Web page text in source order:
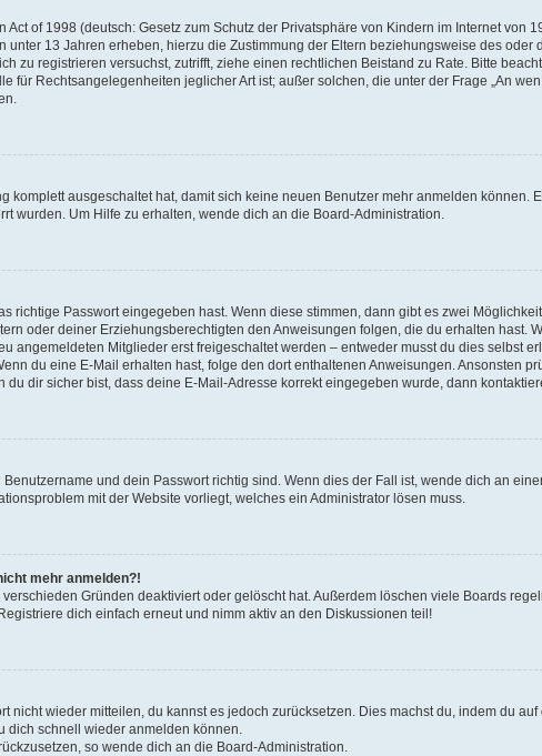
of 1998 (deutsch: Gesetz zum Schutz der Privatsphäre von Kindern im Internet von
13 Jahren erheben, hierzu die Zustimmung der Eltern beziehungsweise des
zu registrieren versuchst, zutrifft, ziehe einen rechtlichen Beistand zu Rate. Bitte
für Rechtsangelegenheiten jeglicher Art ist; außer solchen, die unter der Frage „An
komplett ausgeschaltet hat, damit sich keine neuen Benutzer mehr anmelden können.
wurden. Um Hilfe zu erhalten, wende dich an die Board-Administration.
richtige Passwort eingegeben hast. Wenn diese stimmen, dann gibt es zwei
oder deiner Erziehungsberechtigten den Anweisungen folgen, die du erhalten hast.
angemeldeten Mitglieder erst freigeschaltet werden – entweder musst du dies selbst
du eine E-Mail erhalten hast, folge den dort enthaltenen Anweisungen. Ansonsten
dir sicher bist, dass deine E-Mail-Adresse korrekt eingegeben wurde, dann
und dein Passwort richtig sind. Wenn dies der Fall ist, wende dich an
mit der Website vorliegt, welches ein Administrator lösen muss.
mehr anmelden?!
Gründen deaktiviert oder gelöscht hat. Außerdem löschen viele Boards
dich einfach erneut und nimm aktiv an den Diskussionen teil!
nicht wieder mitteilen, du kannst es jedoch zurücksetzen. Dies machst du, indem du
dich schnell wieder anmelden können.
so wende dich an die Board-Administration.